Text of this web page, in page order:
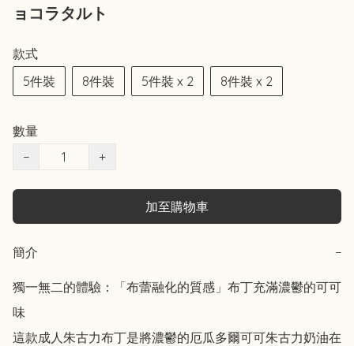
ョコラタルト
款式
5件裝
8件裝 5件裝 x 2 8件裝 x 2
數量
−
+
加至購物車
簡介 −
獨一無二的體驗：「布蕾融化的質感」布丁充滿濃鬱的可可
味
這款成人朱古力布丁是將濃鬱的厄瓜多爾可可朱古力奶油在